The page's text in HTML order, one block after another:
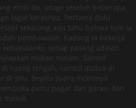
etnis itu, tetapi setelah beberapa
logat kerasnya. Pertama dulu
sekarang aqu tahu bahwa kalo ia
pembawaan. Kadang ia bekerja
kebiasaanku setiap petang adalah
makan malam. Sambil
ruang tengah, sambil duduk di
di situ. Begitu suara mobilnya
pintu pagar dan garasi dan
masuk.